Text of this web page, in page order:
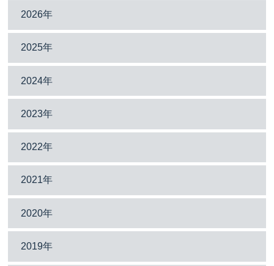
2026年
2025年
2024年
2023年
2022年
2021年
2020年
2019年